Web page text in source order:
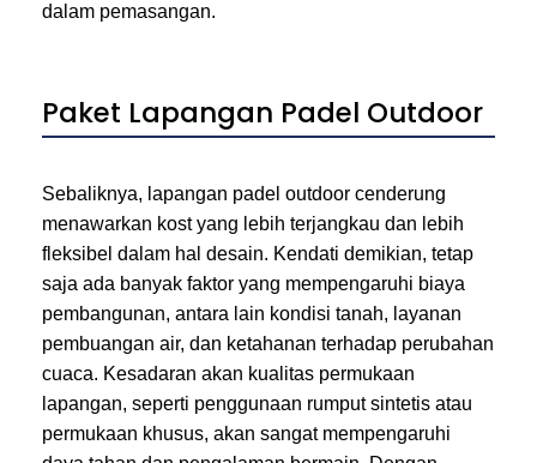
dalam pemasangan.
Paket Lapangan Padel Outdoor
Sebaliknya, lapangan padel outdoor cenderung
menawarkan kost yang lebih terjangkau dan lebih
fleksibel dalam hal desain. Kendati demikian, tetap
saja ada banyak faktor yang mempengaruhi biaya
pembangunan, antara lain kondisi tanah, layanan
pembuangan air, dan ketahanan terhadap perubahan
cuaca. Kesadaran akan kualitas permukaan
lapangan, seperti penggunaan rumput sintetis atau
permukaan khusus, akan sangat mempengaruhi